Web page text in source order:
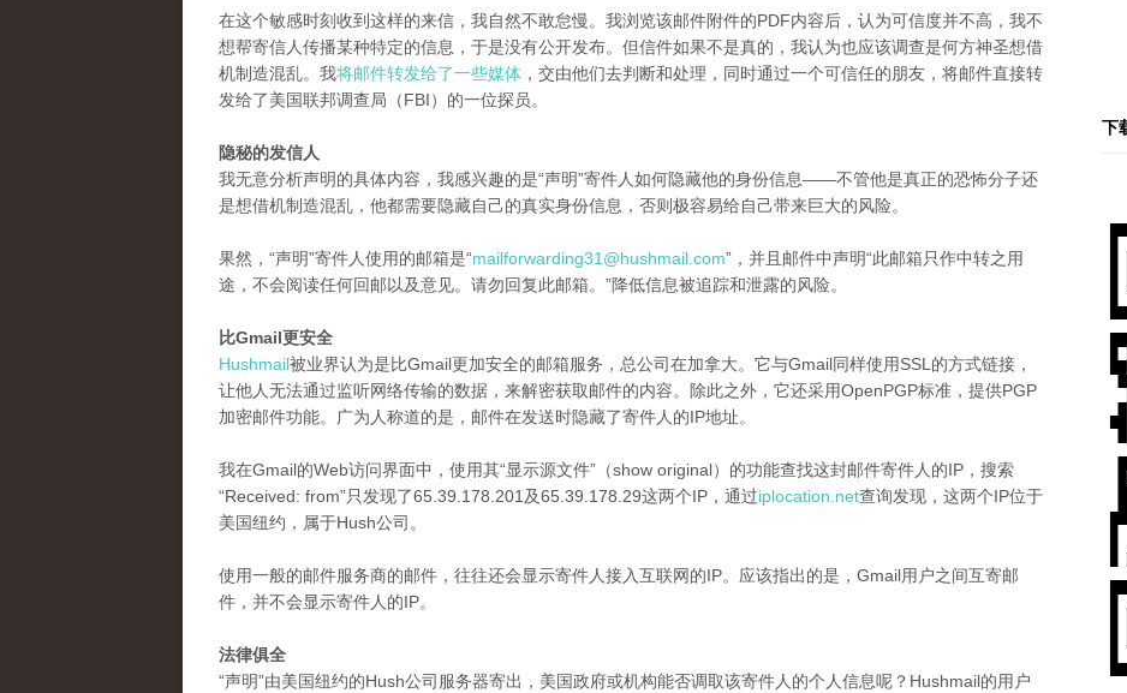
在这个敏感时刻收到这样的来信，我自然不敢怠慢。我浏览该邮件附件的PDF内容后，认为可信度并不高，我不
想帮寄信人传播某种特定的信息，于是没有公开发布。但信件如果不是真的，我认为也应该调查是何方神圣想借
机制造混乱。我将邮件转发给了一些媒体 ，交由他们去判断和处理，同时通过一个可信任的朋友，将邮件直接转
发给了美国联邦调查局（FBI）的一位探员。
隐秘的发信人
我无意分析声明的具体内容，我感兴趣的是“声明”寄件人如何隐藏他的身份信息——不管他是真正的恐怖分子还
是想借机制造混乱，他都需要隐藏自己的真实身份信息，否则极容易给自己带来巨大的风险。
果然，“声明”寄件人使用的邮箱是“mailforwarding31@hushmail.com”，并且邮件中声明“此邮箱只作中转之用
途，不会阅读任何回邮以及意见。请勿回复此邮箱。”降低信息被追踪和泄露的风险。
比Gmail更安全
Hushmail被业界认为是比Gmail更加安全的邮箱服务，总公司在加拿大。它与Gmail同样使用SSL的方式链接，
让他人无法通过监听网络传输的数据，来解密获取邮件的内容。除此之外，它还采用OpenPGP标准，提供PGP
加密邮件功能。广为人称道的是，邮件在发送时隐藏了寄件人的IP地址。
我在Gmail的Web访问界面中，使用其“显示源文件”（show original）的功能查找这封邮件寄件人的IP，搜索
“Received: from”只发现了65.39.178.201及65.39.178.29这两个IP，通过iplocation.net查询发现，这两个IP位于
美国纽约，属于Hush公司。
使用一般的邮件服务商的邮件，往往还会显示寄件人接入互联网的IP。应该指出的是，Gmail用户之间互寄邮
件，并不会显示寄件人的IP。
法律俱全
“声明”由美国纽约的Hush公司服务器寄出，美国政府或机构能否调取该寄件人的个人信息呢？Hushmail的用户
下